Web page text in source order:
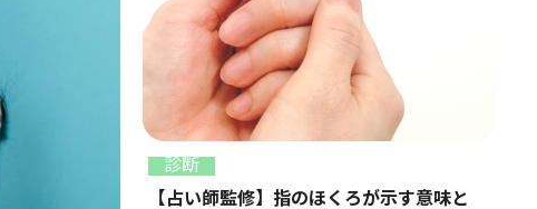
診断
【占い師監修】指のほくろが示す意味と